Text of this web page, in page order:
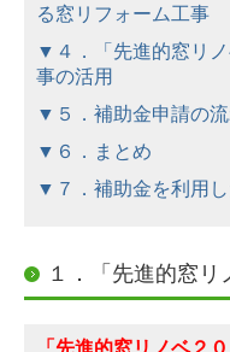
る窓リフォーム工事
▼４．「先進的窓リ
事の活用
▼５．補助金申請の
▼６．まとめ
▼７． 補助金を利用
１．「先進的窓
「先進的窓リノベ２